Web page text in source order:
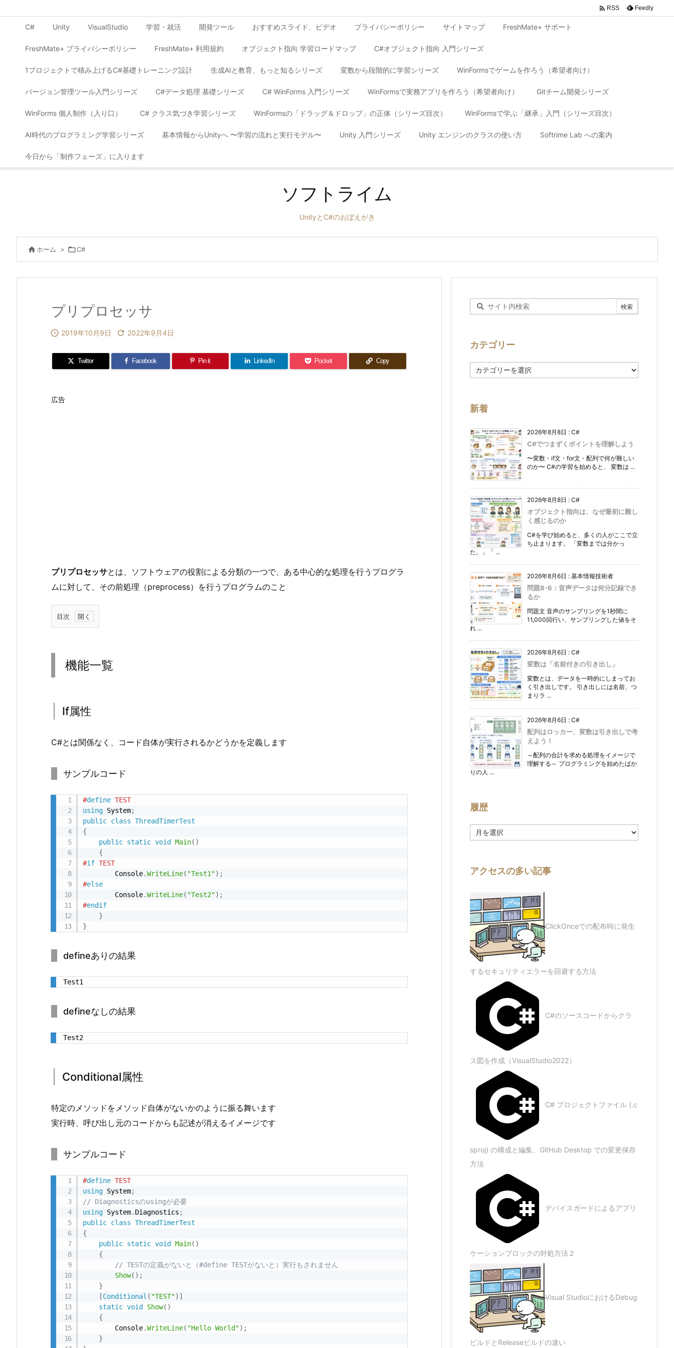
C# Unity VisualStudio 学習・就活 開発ツール おすすめスライド、ビデオ プライバシーポリシー サイトマップ FreshMate+ サポート
FreshMate+ プライバシーポリシー FreshMate+ 利用規約 オブジェクト指向 学習ロードマップ C#オブジェクト指向 入門シリーズ
1プロジェクトで積み上げるC#基礎トレーニング設計 生成AIと教育、もっと知るシリーズ 変数から段階的に学習シリーズ WinFormsでゲームを作ろう（希望者向け）
バージョン管理ツール入門シリーズ C#データ処理 基礎シリーズ C# WinForms 入門シリーズ WinFormsで実務アプリを作ろう（希望者向け） Gitチーム開発シリーズ
WinForms 個人制作（入り口） C# クラス気づき学習シリーズ WinFormsの「ドラッグ＆ドロップ」の正体（シリーズ目次） WinFormsで学ぶ「継承」入門（シリーズ目次）
AI時代のプログラミング学習シリーズ 基本情報からUnityへ 〜学習の流れと実行モデル〜 Unity 入門シリーズ Unity エンジンのクラスの使い方 Softrime Lab への案内
今日から「制作フェーズ」に入ります
 RSS Feedly
ソフトライム
UnityとC#のおぼえがき
 ホーム > C#
プリプロセッサ
 2019年10月9日  2022年9月4日
Twitter Facebook Pin it LinkedIn Pocket Copy
広告
プリプロセッサとは、ソフトウェアの役割による分類の一つで、ある中心的な処理を行うプログラ
ムに対して、その前処理（preprocess）を行うプログラムのこと
目次
1.
一
1.
属
1.
C
o
d
i
o
n
a
l
性
2.
U
i
y
合
1.
d
e
効
無
の
全
コ
ー
へ
の
機能一覧
If属性
C#とは関係なく、コード自体が実行されるかどうかを定義します
サンプルコード
#define TEST
using System;
public class ThreadTimerTest
{
public static void Main( )
{
#if TEST
        Console
.WriteLine( "Test1") ;
#else
        Console
.WriteLine( "Test2") ;
#endif
}
}
defineありの結果
Test1
defineなしの結果
Test2
Conditional属性
特定のメソッドをメソッド自体がないかのように振る舞います
実行時、呼び出し元のコードからも記述が消えるイメージです
サンプルコード
#define TEST
using System;
// Diagnosticsのusingが必要
using System. Diagnostics ;
public class ThreadTimerTest
{
public static void Main( )
{
// TESTの定義がないと（#define TESTがないと）実行もされません
Show( ) ;
}
[Conditional ( "TEST") ]
static void Show( )
{
        Console
.WriteLine( "Hello World") ;
}
カテゴリー
テ
ー
新着
2026年8月8日 : C#
C#でつまずくポイントを理解しよう
〜変数・if文・for文・配列で何が難しい
のか〜 C#の学習を始めると、 変数は ...
2026年8月8日 : C#
オブジェクト指向は、なぜ最初に難し
く感じるのか
C#を学び始めると、多くの人がここで立
ち止まります。 「変数までは分かっ
た。」「 ...
2026年8月6日 : 基本情報技術者
問題8-6：音声データは何分記録でき
るか
問題文 音声のサンプリングを1秒間に
11,000回行い、サンプリングした値をそ
れ ...
2026年8月6日 : C#
変数は「名前付きの引き出し」
変数とは、データを一時的にしまってお
く引き出しです。 引き出しには名前、つ
まりラ ...
2026年8月6日 : C#
配列はロッカー、変数は引き出しで考
えよう！
～配列の合計を求める処理をイメージで
理解する～ プログラミングを始めたばか
りの人 ...
履歴
歴
アクセスの多い記事
ClickOnceでの配布時に発生
するセキュリティエラーを回避する方法
C#のソースコードからクラ
ス図を作成（VisualStudio2022）
C# プロジェクトファイル (.c
sproj) の構成と編集、GitHub Desktop での変更保存
方法
デバイスガードによるアプリ
ケーションブロックの対処方法２
Visual StudioにおけるDebug
ビルドとReleaseビルドの違い